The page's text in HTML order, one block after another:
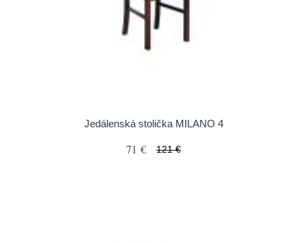
Jedálenská stolička MILANO 4
71 € 121 €